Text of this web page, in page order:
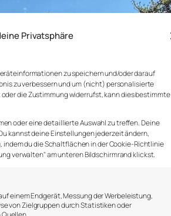
Privatsphäre
zu speichern und/oder darauf
zu verbessern und um (nicht) personalisierte
die Zustimmung widerrufst, kann dies bestimmte
oder eine detaillierte Auswahl zu treffen. Deine
kannst deine Einstellungen jederzeit ändern,
du die Schaltflächen in der Cookie-Richtlinie
verwalten" am unteren Bildschirmrand klickst.
einem Endgerät, Messung der Werbeleistung,
von Zielgruppen durch Statistiken oder